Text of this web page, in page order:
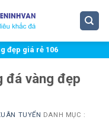
đẹp giá rẻ 106
đá vàng đẹp
TUYỂN
DANH MỤC :